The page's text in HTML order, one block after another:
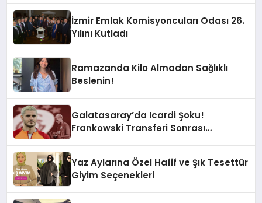
İzmir Emlak Komisyoncuları Odası 26.
Yılını Kutladı
Ramazanda Kilo Almadan Sağlıklı
Beslenin!
Galatasaray’da Icardi Şoku!
Frankowski Transferi Sonrası
Yaz Aylarına Özel Hafif ve Şık Tesettür
Giyim Seçenekleri